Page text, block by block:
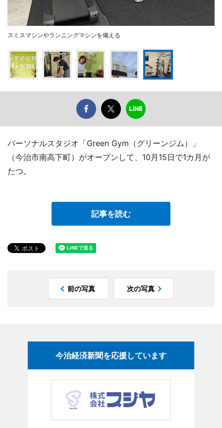
スミスマシンやランニングマシンを備える
パーソナルスタジオ「Green Gym（グリーンジム）」
（今治市南高下町）がオープンして、10月15日で1カ月が
たつ。
記事を読む
前の写真 次の写真
今治経済新聞を応援しています